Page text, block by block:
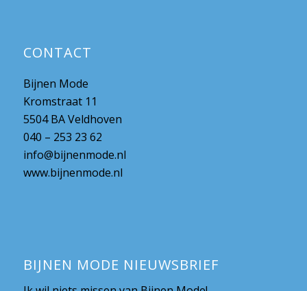
CONTACT
Bijnen Mode
Kromstraat 11
5504 BA Veldhoven
040 – 253 23 62
info@bijnenmode.nl
www.bijnenmode.nl
BIJNEN MODE NIEUWSBRIEF